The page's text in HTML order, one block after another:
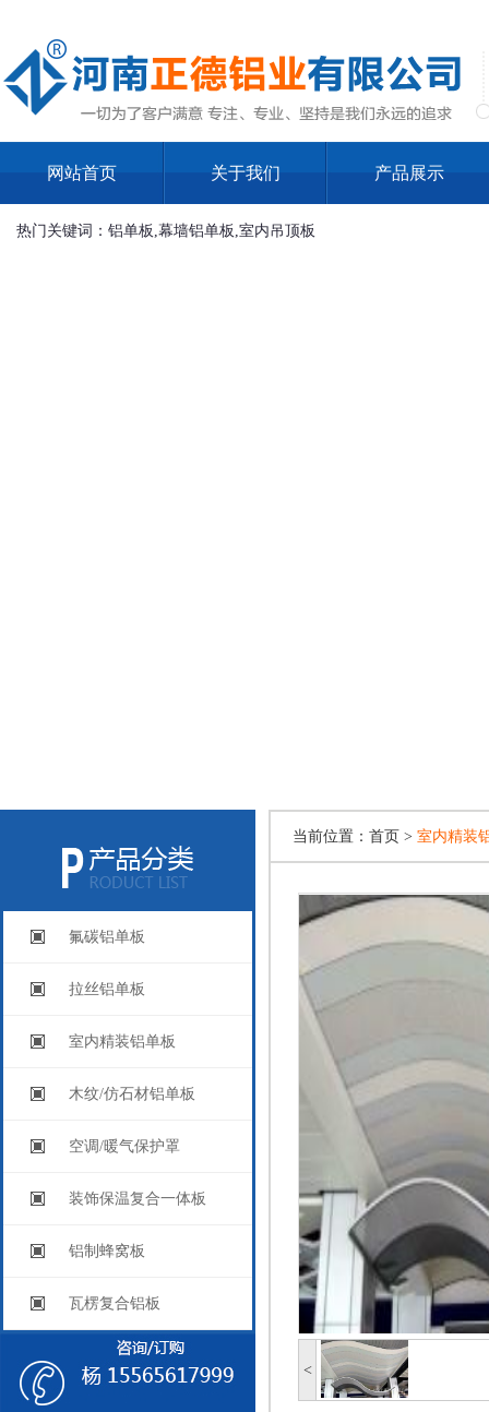
网站首页 关于我们 产品展示
热门关键词：铝单板,幕墙铝单板,室内吊顶板
氟碳铝单板
拉丝铝单板
室内精装铝单板
木纹/仿石材铝单板
空调/暖气保护罩
装饰保温复合一体板
铝制蜂窝板
瓦楞复合铝板
当前位置： 首页 > 室内精装
<